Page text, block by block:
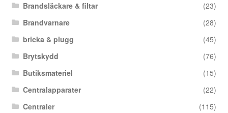
Brandsläckare & filtar
(23)
Brandvarnare
(28)
bricka & plugg
(45)
Brytskydd
(76)
Butiksmateriel
(15)
Centralapparater
(22)
Centraler
(115)